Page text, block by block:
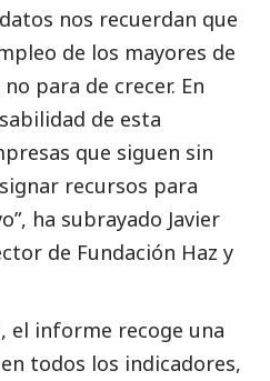
nos recuerdan que
de los mayores de
para de crecer. En
de esta
que siguen sin
recursos para
ha subrayado Javier
de Fundación Haz y
el informe recoge una
todos los indicadores,